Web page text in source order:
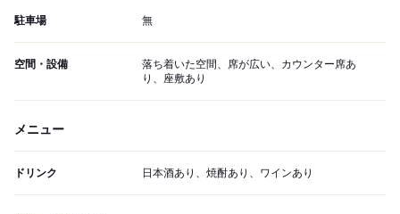
駐車場 無
空間・設備
落ち着いた空間、席が広い、カウンター席あ
り、座敷あり
メニュー
ドリンク 日本酒あり、焼酎あり、ワインあり